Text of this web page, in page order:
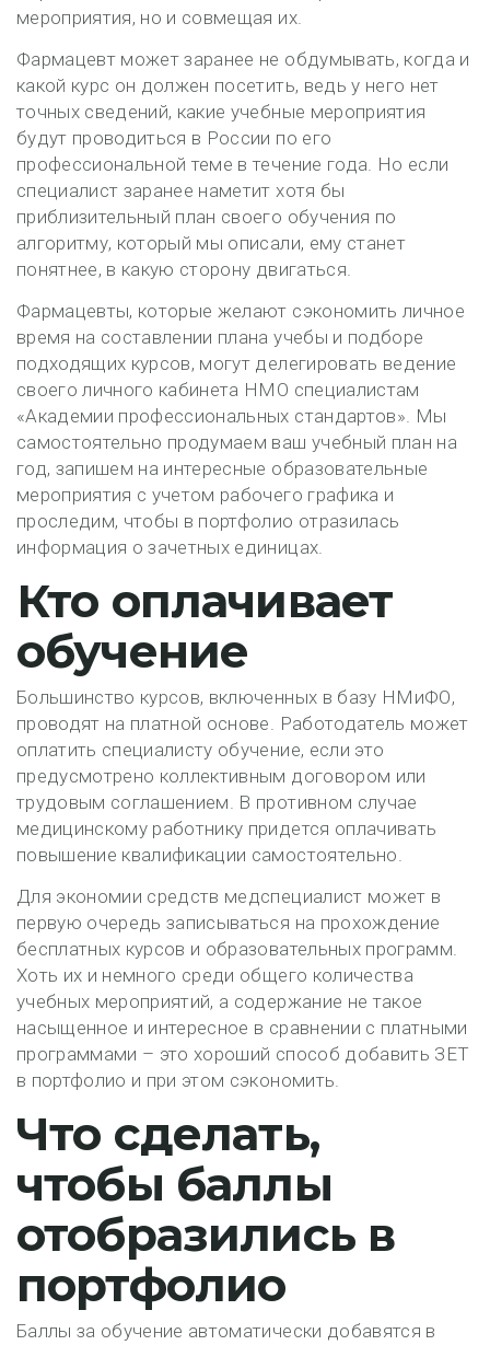
мероприятия, но и совмещая их.
Фармацевт может заранее не обдумывать, когда и
какой курс он должен посетить, ведь у него нет
точных сведений, какие учебные мероприятия
будут проводиться в России по его
профессиональной теме в течение года. Но если
специалист заранее наметит хотя бы
приблизительный план своего обучения по
алгоритму, который мы описали, ему станет
понятнее, в какую сторону двигаться.
Фармацевты, которые желают сэкономить личное
время на составлении плана учебы и подборе
подходящих курсов, могут делегировать ведение
своего личного кабинета НМО специалистам
«Академии профессиональных стандартов». Мы
самостоятельно продумаем ваш учебный план на
год, запишем на интересные образовательные
мероприятия с учетом рабочего графика и
проследим, чтобы в портфолио отразилась
информация о зачетных единицах.
Кто оплачивает
обучение
Большинство курсов, включенных в базу НМиФО,
проводят на платной основе. Работодатель может
оплатить специалисту обучение, если это
предусмотрено коллективным договором или
трудовым соглашением. В противном случае
медицинскому работнику придется оплачивать
повышение квалификации самостоятельно.
Для экономии средств медспециалист может в
первую очередь записываться на прохождение
бесплатных курсов и образовательных программ.
Хоть их и немного среди общего количества
учебных мероприятий, а содержание не такое
насыщенное и интересное в сравнении с платными
программами – это хороший способ добавить ЗЕТ
в портфолио и при этом сэкономить.
Что сделать,
чтобы баллы
отобразились в
портфолио
Баллы за обучение автоматически добавятся в